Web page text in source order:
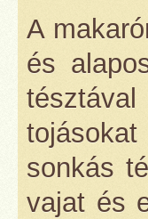
A
és
sonkás
vajat és